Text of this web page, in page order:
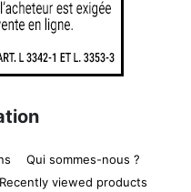
Qui sommes-nous ?
Recently viewed products